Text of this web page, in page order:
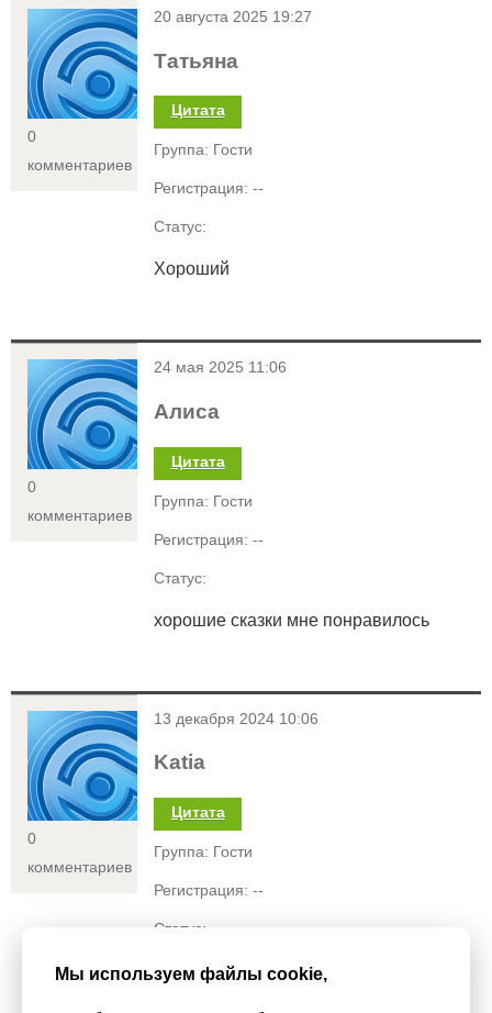
<
0
комментариев
20 августа 2025 19:27
Татьяна
Цитата
Группа: Гости
Регистрация: --
Статус:
Хороший
<
0
комментариев
24 мая 2025 11:06
Алиса
Цитата
Группа: Гости
Регистрация: --
Статус:
хорошие сказки мне понравилось
<
0
комментариев
13 декабря 2024 10:06
Katia
Цитата
Группа: Гости
Регистрация: --
Статус:
Супер истории надеюсь будет много
Мы используем файлы cookie,